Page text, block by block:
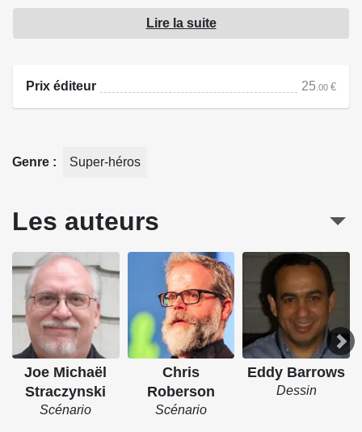
comme ses ennemis vont le pousser à une nouvelle prise
de conscience de ses responsabilités.
Lire la suite
Prix éditeur 25 .00 €
Genre Super-héros
Les auteurs
Joe Michaël
Straczynski
Scénario
Chris
Roberson
Scénario
Eddy Barrows
Dessin